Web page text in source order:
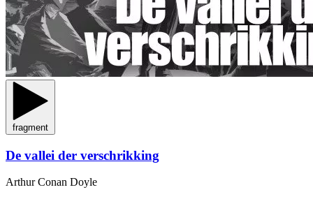
fragment
De vallei der verschrikking
Arthur Conan Doyle